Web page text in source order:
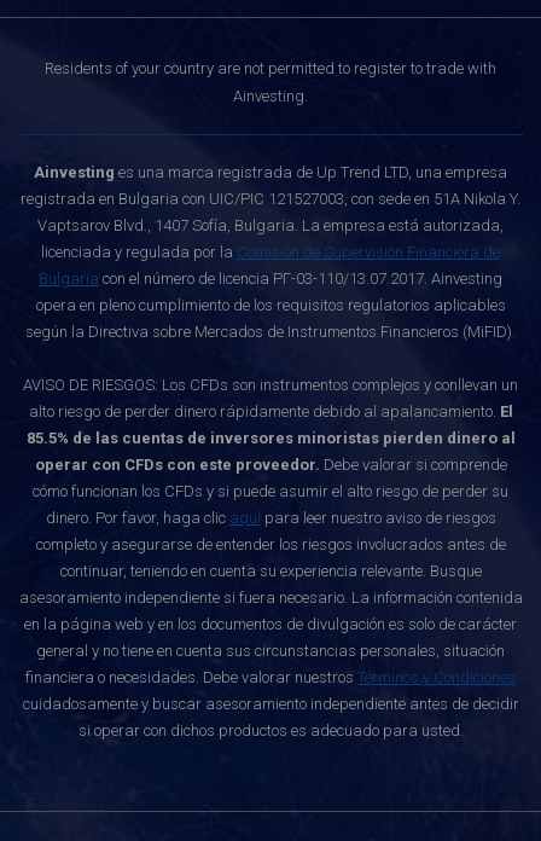
Residents of your country are not permitted to register to trade with
Ainvesting.
Ainvesting es una marca registrada de Up Trend LTD, una empresa
registrada en Bulgaria con UIC/PIC 121527003, con sede en 51A Nikola Y.
Vaptsarov Blvd., 1407 Sofía, Bulgaria. La empresa está autorizada,
licenciada y regulada por la Comisión de Supervisión Financiera de
Bulgaria con el número de licencia РГ-03-110/13.07.2017. Ainvesting
opera en pleno cumplimiento de los requisitos regulatorios aplicables
según la Directiva sobre Mercados de Instrumentos Financieros (MiFID).
AVISO DE RIESGOS: Los CFDs son instrumentos complejos y conllevan un
alto riesgo de perder dinero rápidamente debido al apalancamiento. El
85.5% de las cuentas de inversores minoristas pierden dinero al
operar con CFDs con este proveedor. Debe valorar si comprende
cómo funcionan los CFDs y si puede asumir el alto riesgo de perder su
dinero. Por favor, haga clic aquípara leer nuestro aviso de riesgos
completo y asegurarse de entender los riesgos involucrados antes de
continuar, teniendo en cuenta su experiencia relevante. Busque
asesoramiento independiente si fuera necesario. La información contenida
en la página web y en los documentos de divulgación es solo de carácter
general y no tiene en cuenta sus circunstancias personales, situación
financiera o necesidades. Debe valorar nuestros Términos y Condiciones
cuidadosamente y buscar asesoramiento independiente antes de decidir
si operar con dichos productos es adecuado para usted.